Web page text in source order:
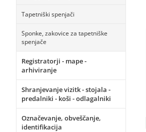
Tapetniški spenjači
Sponke, zakovice za tapetniške
spenjače
Registratorji - mape -
arhiviranje
Shranjevanje vizitk - stojala -
predalniki - koši - odlagalniki
Označevanje, obveščanje,
identifikacija